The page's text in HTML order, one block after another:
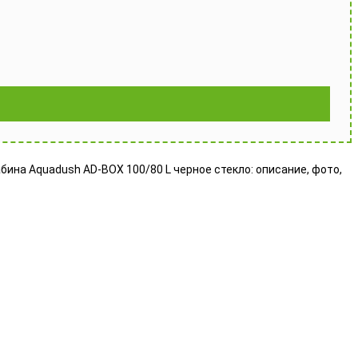
Aquadush AD-BOX 100/80 L черное стекло: описание, фото,